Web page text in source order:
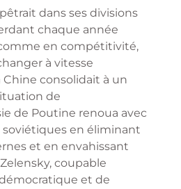
dans ses divisions
chaque année
en compétitivité,
à vitesse
Chine consolidait à un
de
de Poutine renoua avec
soviétiques en éliminant
et en envahissant
coupable
et de